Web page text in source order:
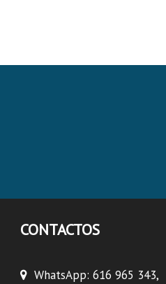
CONTACTOS
WhatsApp: 616 965 343,